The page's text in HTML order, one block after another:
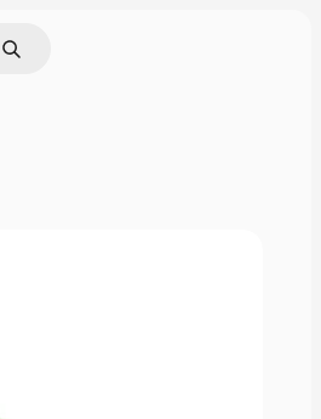
por imagem
Buscar